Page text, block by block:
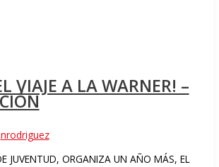
VIAJE A LA WARNER! –
nrodriguez
JUVENTUD, ORGANIZA UN AÑO MÁS, EL